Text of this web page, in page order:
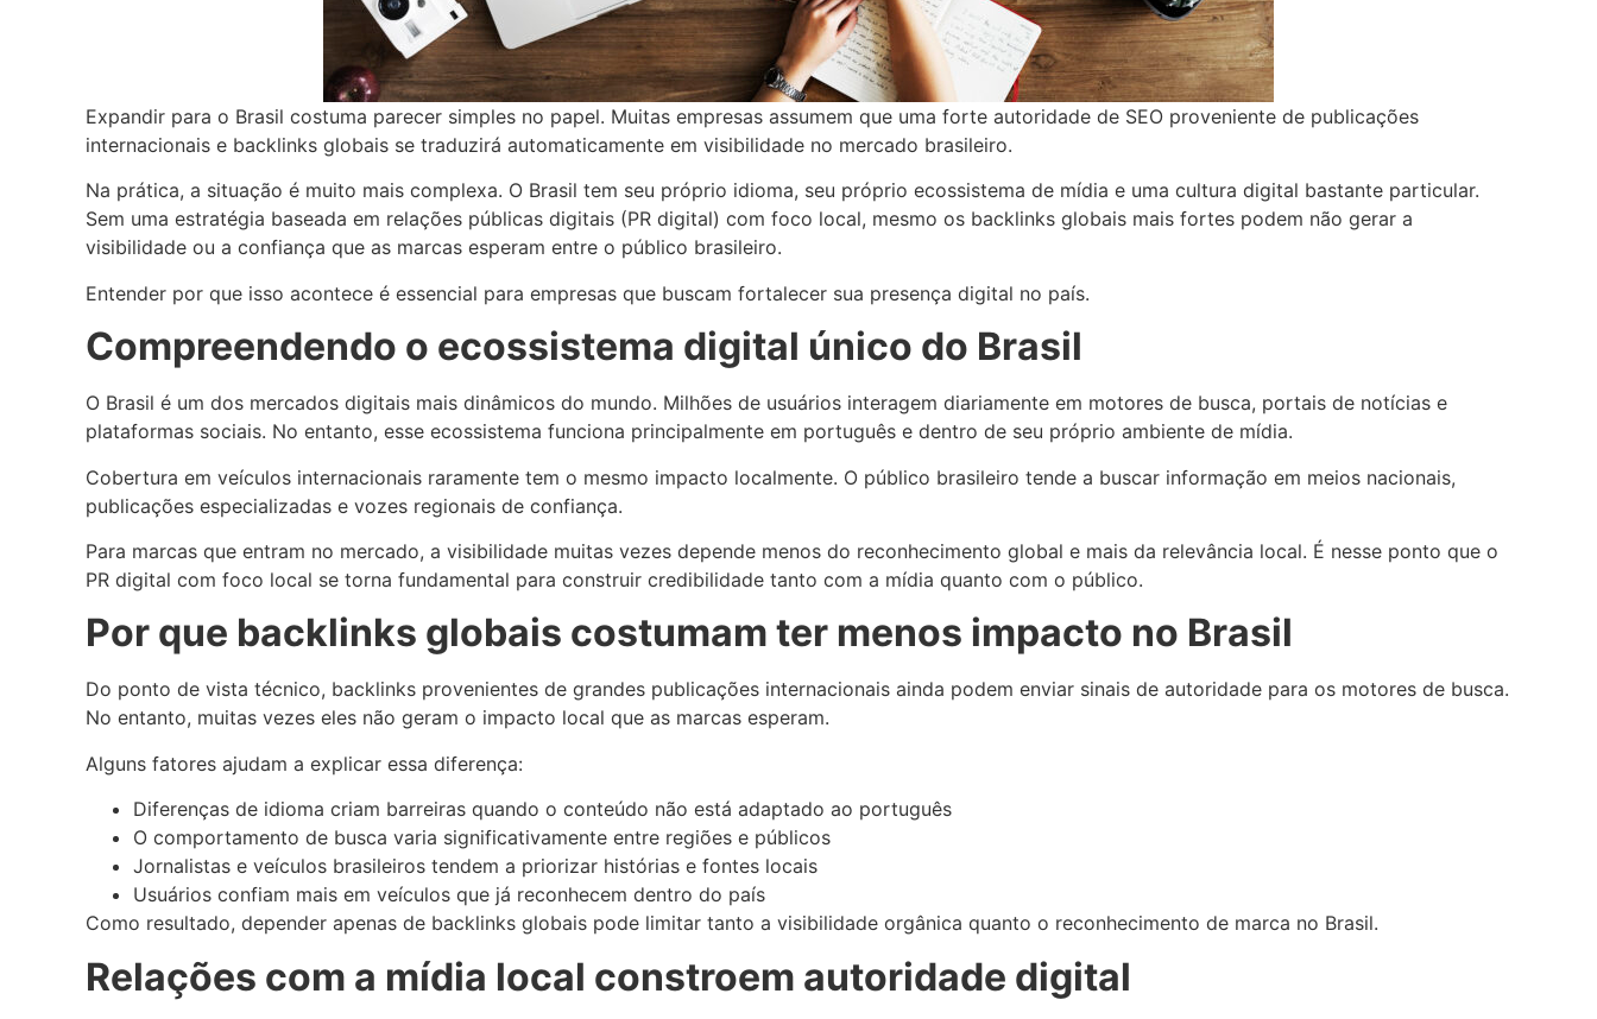
Expandir para o Brasil costuma parecer simples no papel. Muitas empresas assumem que uma forte autoridade de SEO proveniente de publicações
internacionais e backlinks globais se traduzirá automaticamente em visibilidade no mercado brasileiro.
Na prática, a situação é muito mais complexa. O Brasil tem seu próprio idioma, seu próprio ecossistema de mídia e uma cultura digital bastante particular.
Sem uma estratégia baseada em relações públicas digitais (PR digital) com foco local, mesmo os backlinks globais mais fortes podem não gerar a
visibilidade ou a confiança que as marcas esperam entre o público brasileiro.
Entender por que isso acontece é essencial para empresas que buscam fortalecer sua presença digital no país.
Compreendendo o ecossistema digital único do Brasil
O Brasil é um dos mercados digitais mais dinâmicos do mundo. Milhões de usuários interagem diariamente em motores de busca, portais de notícias e
plataformas sociais. No entanto, esse ecossistema funciona principalmente em português e dentro de seu próprio ambiente de mídia.
Cobertura em veículos internacionais raramente tem o mesmo impacto localmente. O público brasileiro tende a buscar informação em meios nacionais,
publicações especializadas e vozes regionais de confiança.
Para marcas que entram no mercado, a visibilidade muitas vezes depende menos do reconhecimento global e mais da relevância local. É nesse ponto que o
PR digital com foco local se torna fundamental para construir credibilidade tanto com a mídia quanto com o público.
Por que backlinks globais costumam ter menos impacto no Brasil
Do ponto de vista técnico, backlinks provenientes de grandes publicações internacionais ainda podem enviar sinais de autoridade para os motores de busca.
No entanto, muitas vezes eles não geram o impacto local que as marcas esperam.
Alguns fatores ajudam a explicar essa diferença:
Diferenças de idioma criam barreiras quando o conteúdo não está adaptado ao português
O comportamento de busca varia significativamente entre regiões e públicos
Jornalistas e veículos brasileiros tendem a priorizar histórias e fontes locais
Usuários confiam mais em veículos que já reconhecem dentro do país
Como resultado, depender apenas de backlinks globais pode limitar tanto a visibilidade orgânica quanto o reconhecimento de marca no Brasil.
Relações com a mídia local constroem autoridade digital